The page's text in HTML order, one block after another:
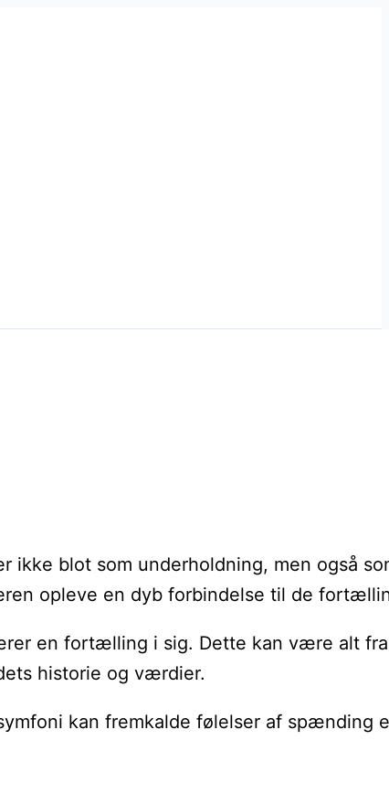
blot som underholdning, men også
opleve en dyb forbindelse til de
en fortælling i sig. Dette kan være alt
historie og værdier.
kan fremkalde følelser af